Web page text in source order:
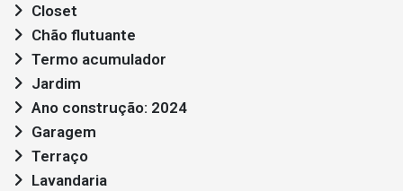
Closet
Chão flutuante
Termo acumulador
Jardim
Ano construção: 2024
Garagem
Terraço
Lavandaria